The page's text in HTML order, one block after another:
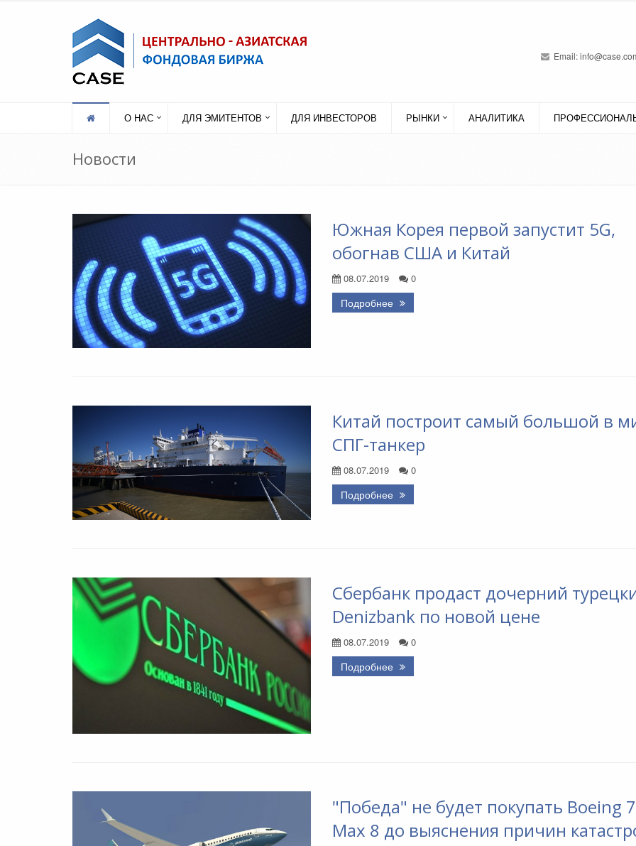
Email:
О НАС ДЛЯ ЭМИТЕНТОВ ДЛЯ ИНВЕСТОРОВ РЫНКИ АНАЛИТИКА
Новости
Южная Корея первой запустит 5G,
обогнав США и Китай
08.07.2019 0
Подробнее
Китай построит самый большой в
СПГ-танкер
08.07.2019 0
Подробнее
Сбербанк продаст дочерний
Denizbank по новой цене
08.07.2019 0
Подробнее
"Победа" не будет покупать Boeing
Max 8 до выяснения причин